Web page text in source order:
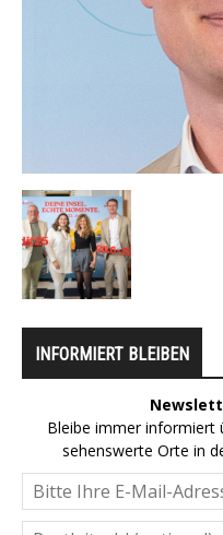
INFORMIERT BLEIBEN
Bleibe immer informiert
sehenswerte Orte in